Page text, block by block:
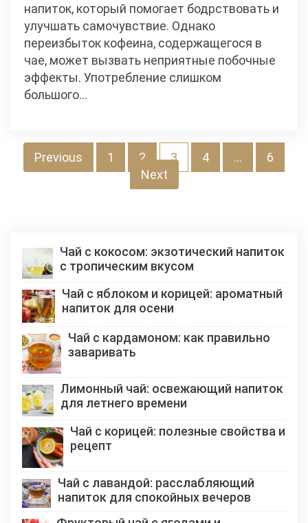
напиток, который помогает бодрствовать и
улучшать самочувствие. Однако
переизбыток кофеина, содержащегося в
чае, может вызвать неприятные побочные
эффекты. Употребление слишком
большого…
Пагинация
Previous 1 2 3 4 …
6
Next
Чай с кокосом: экзотический напиток
с тропическим вкусом
Чай с яблоком и корицей: ароматный
напиток для осени
Чай с кардамоном: как правильно
заваривать
Лимонный чай: освежающий напиток
для летнего времени
Чай с корицей: полезные свойства и
рецепт
Чай с лавандой: расслабляющий
напиток для спокойных вечеров